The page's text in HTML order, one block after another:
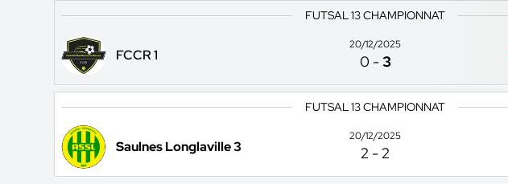
FUTSAL 13 CHAMPIONNAT
FCCR 1
20/12/2025
0 -3
FUTSAL 13 CHAMPIONNAT
Saulnes Longlaville 3
20/12/2025
2 -2